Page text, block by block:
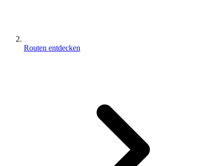
Routen entdecken